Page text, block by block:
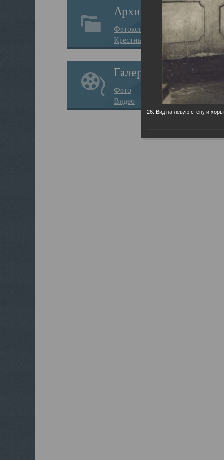
Архив
Фотокопии дел
Крестные ходы
Галерея
Фото
Видео
26. Вид на левую стену и хоры.